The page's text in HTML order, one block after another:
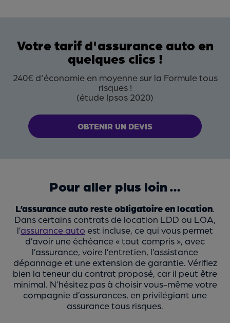
Votre tarif d'assurance auto en
quelques clics !
240€ d'économie en moyenne sur la Formule tous
risques !
(étude Ipsos 2020)
OBTENIR UN DEVIS
Pour aller plus loin …
L’assurance auto reste obligatoire en location
Dans certains contrats de location LDD ou LOA,
l’assurance auto est incluse, ce qui vous permet
d’avoir une échéance « tout compris », avec
l’assurance, voire l’entretien, l’assistance
dépannage et une extension de garantie. Vérifiez
bien la teneur du contrat proposé, car il peut être
minimal. N’hésitez pas à choisir vous-même votre
compagnie d’assurances, en privilégiant une
assurance tous risques.